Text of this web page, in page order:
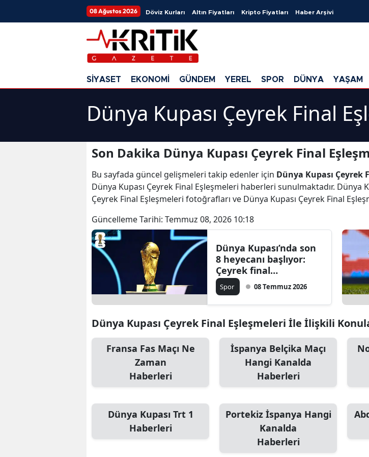
08 Ağustos 2026 Döviz Kurları Altın Fiyatları Kripto Fiyatları Haber Arşivi
SİYASET EKONOMİ GÜNDEM YEREL SPOR DÜNYA YAŞAM
Dünya Kupası Çeyrek Final
Son Dakika Dünya Kupası Çeyrek Final
Bu sayfada güncel gelişmeleri takip edenler için Dünya Kupası Çeyrek
Dünya Kupası Çeyrek Final Eşleşmeleri haberleri sunulmaktadır. Dünya
Çeyrek Final Eşleşmeleri fotoğrafları ve Dünya Kupası Çeyrek Final
Güncelleme Tarihi: Temmuz 08, 2026 10:18
Dünya Kupası’nda son
8 heyecanı başlıyor:
Çeyrek final
eşleşmeleri belli etti
Spor 08 Temmuz 2026
Dünya Kupası Çeyrek Final Eşleşmeleri İle İlişkili
Fransa Fas Maçı Ne
Zaman
Haberleri
İspanya Belçika Maçı
Hangi Kanalda
Haberleri
Dünya Kupası Trt 1
Haberleri
Portekiz İspanya Hangi
Kanalda
Haberleri